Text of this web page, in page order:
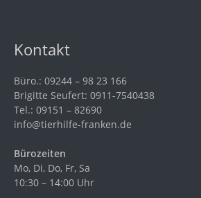
Kontakt
Büro.: 09244 – 98 23 166
Brigitte Seufert: 0911-7540438
Tel.: 09151 – 82690
info@tierhilfe-franken.de
Bürozeiten
Mo, Di, Do, Fr, Sa
10:30 – 14:00 Uhr